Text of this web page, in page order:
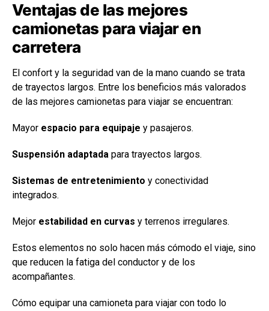
Ventajas de las mejores
camionetas para viajar en
carretera
El confort y la seguridad van de la mano cuando se trata
de trayectos largos. Entre los beneficios más valorados
de las mejores camionetas para viajar se encuentran:
Mayor espacio para equipaje y pasajeros.
Suspensión adaptada para trayectos largos.
Sistemas de entretenimiento y conectividad
integrados.
Mejor estabilidad en curvas y terrenos irregulares.
Estos elementos no solo hacen más cómodo el viaje, sino
que reducen la fatiga del conductor y de los
acompañantes.
Cómo equipar una camioneta para viajar con todo lo